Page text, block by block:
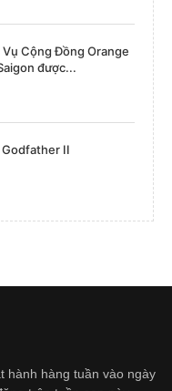
Vụ Cộng Đồng Orange
được...
Godfather II
hành hàng tuần vào ngày